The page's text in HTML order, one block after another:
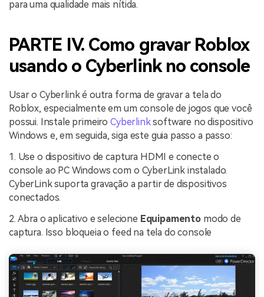
para uma qualidade mais nítida.
PARTE IV. Como gravar Roblox
usando o Cyberlink no console
Usar o Cyberlink é outra forma de gravar a tela do
Roblox, especialmente em um console de jogos que você
possui. Instale primeiro Cyberlinksoftware no dispositivo
Windows e, em seguida, siga este guia passo a passo:
1. Use o dispositivo de captura HDMI e conecte o
console ao PC Windows com o CyberLink instalado.
CyberLink suporta gravação a partir de dispositivos
conectados.
2. Abra o aplicativo e selecione Equipamento modo de
captura. Isso bloqueia o feed na tela do console